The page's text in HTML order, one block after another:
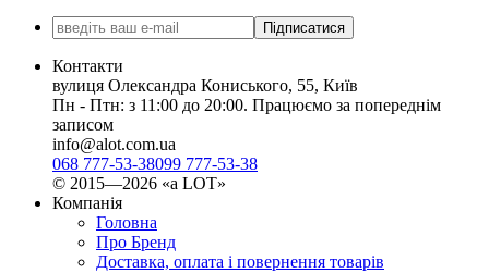
Підписатися
Контакти
вулиця Олександра Кониського, 55, Київ
Пн - Птн: з 11:00 до 20:00. Працюємо за попереднім
записом
info@alot.com.ua
068 777-53-38099 777-53-38
© 2015—2026 «а LOT»
Компанія
Головна
Про Бренд
Доставка, оплата і повернення товарів